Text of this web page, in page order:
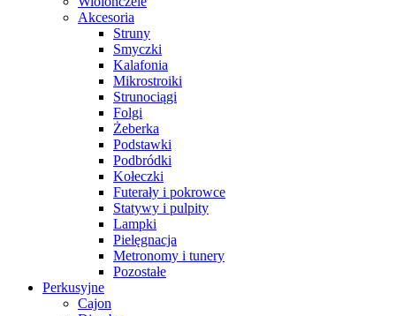
Akcesoria
Struny
Smyczki
Kalafonia
Mikrostroiki
Strunociągi
Folgi
Żeberka
Podstawki
Podbródki
Kołeczki
Futerały i pokrowce
Statywy i pulpity
Lampki
Pielęgnacja
Metronomy i tunery
Pozostałe
Perkusyjne
Cajon